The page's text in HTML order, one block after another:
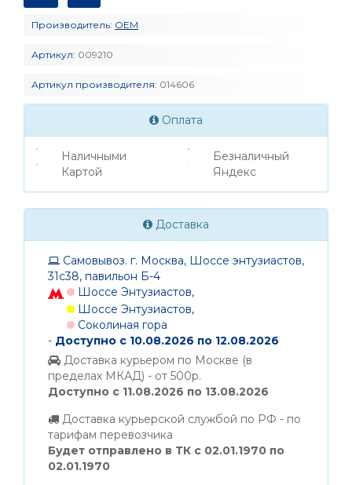
Производитель: OEM
Артикул: 009210
Артикул производителя: 014606
Оплата
Наличными
Картой
Безналичный
Яндекс
Доставка
Самовывоз. г. Москва, Шоссе энтузиастов,
31с38, павильон Б-4
Шоссе Энтузиастов,
Шоссе Энтузиастов,
Соколиная гора
- Доступно с 10.08.2026 по 12.08.2026
Доставка курьером по Москве (в
пределах МКАД) - от 500р.
Доступно с 11.08.2026 по 13.08.2026
Доставка курьерской службой по РФ - по
тарифам перевозчика
Будет отправлено в ТК с 02.01.1970 по
02.01.1970